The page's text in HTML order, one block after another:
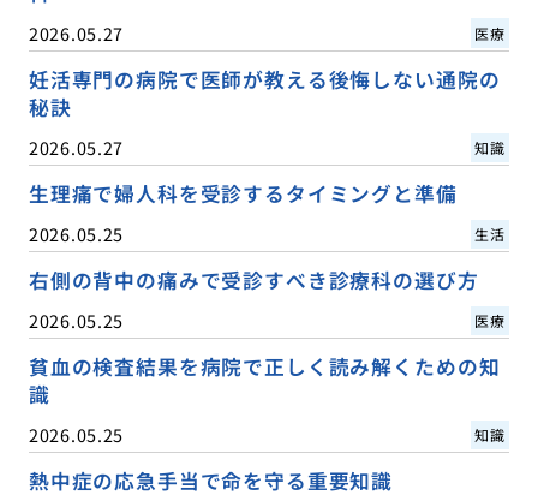
2026.05.27 医療
妊活専門の病院で医師が教える後悔しない通院の
秘訣
2026.05.27 知識
生理痛で婦人科を受診するタイミングと準備
2026.05.25 生活
右側の背中の痛みで受診すべき診療科の選び方
2026.05.25 医療
貧血の検査結果を病院で正しく読み解くための知
識
2026.05.25 知識
熱中症の応急手当で命を守る重要知識